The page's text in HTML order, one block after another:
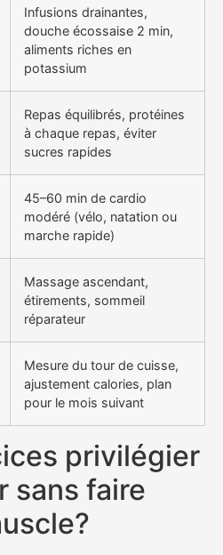
Infusions drainantes,
douche écossaise 2 min,
aliments riches en
potassium
Repas équilibrés, protéines
à chaque repas, éviter
sucres rapides
45–60 min de cardio
modéré (vélo, natation ou
marche rapide)
Massage ascendant,
étirements, sommeil
réparateur
Mesure du tour de cuisse,
ajustement calories, plan
pour le mois suivant
privilégier
sans faire